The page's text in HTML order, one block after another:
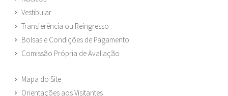
Vestibular
Transferência ou Reingresso
Bolsas e Condições de Pagamento
Comissão Própria de Avaliação
Mapa do Site
Orientações aos Visitantes